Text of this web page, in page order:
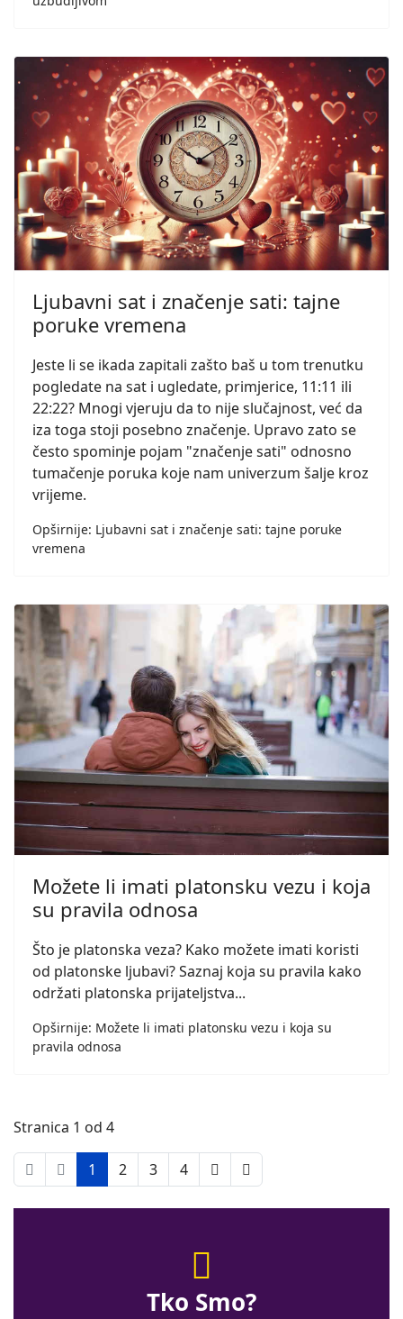
Ljubavni sat i značenje sati: tajne
poruke vremena
Jeste li se ikada zapitali zašto baš u tom trenutku
pogledate na sat i ugledate, primjerice, 11:11 ili
22:22? Mnogi vjeruju da to nije slučajnost, već da
iza toga stoji posebno značenje. Upravo zato se
često spominje pojam "značenje sati" odnosno
tumačenje poruka koje nam univerzum šalje kroz
vrijeme.
Opširnije: Ljubavni sat i značenje sati: tajne poruke
vremena
Možete li imati platonsku vezu i koja
su pravila odnosa
Što je platonska veza? Kako možete imati koristi
od platonske ljubavi? Saznaj koja su pravila kako
održati platonska prijateljstva...
Opširnije: Možete li imati platonsku vezu i koja su
pravila odnosa
Stranica 1 od 4
1 2 3 4
Tko Smo?